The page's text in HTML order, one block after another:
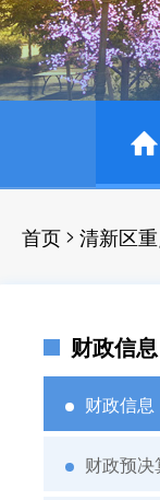
首页 > 清新区
财政信息
财政信息
财政预决